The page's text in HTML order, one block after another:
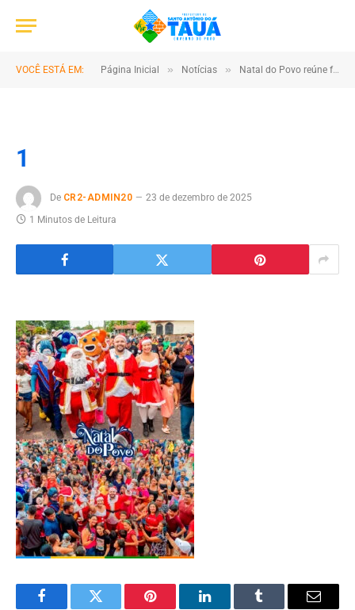
VOCÊ ESTÁ EM: Página Inicial » Notícias » Natal do Povo reúne famílias e marca o maior Natal da história de Santo Antônio do Tauá
1
De CR2-ADMIN20
23 de dezembro de 2025
1 Minutos de Leitura